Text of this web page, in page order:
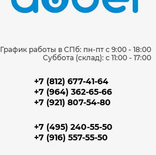
График работы в СПб: пн-пт с 9:00 - 18:00
Суббота (склад): c 11:00 - 17:00
+7 (812) 677-41-64
+7 (964) 362-65-66
+7 (921) 807-54-80
+7 (495) 240-55-50
+7 (916) 557-55-50